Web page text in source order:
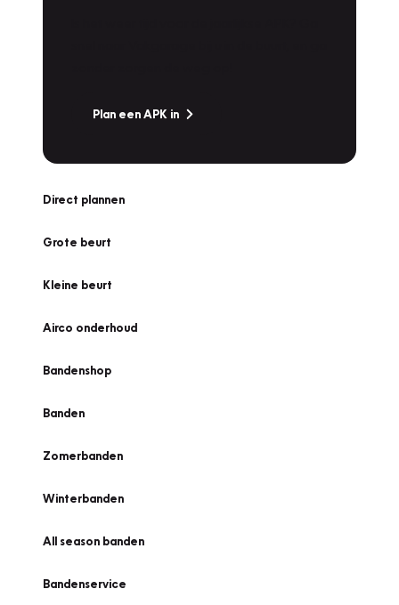
Plan een APK in
Direct plannen
Grote beurt
Kleine beurt
Airco onderhoud
Bandenshop
Banden
Zomerbanden
Winterbanden
All season banden
Bandenservice